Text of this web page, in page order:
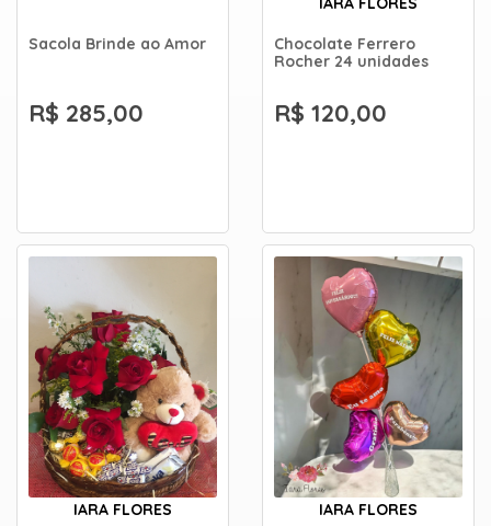
Sacola Brinde ao Amor
R$ 285,00
Chocolate Ferrero
Rocher 24 unidades
R$ 120,00
IARA FLORES IARA FLORES